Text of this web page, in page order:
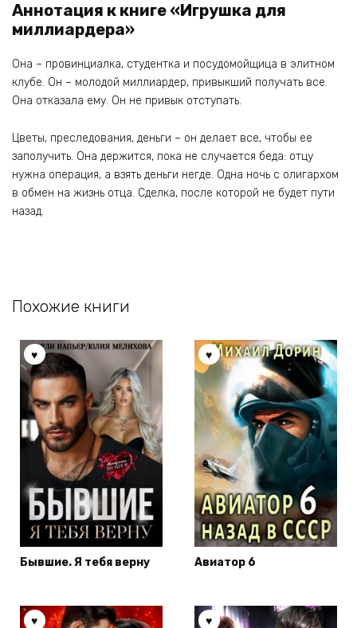
Аннотация к книге «Игрушка для
миллиардера»
Она – провинциалка, студентка и посудомойщица в элитном
клубе. Он – молодой миллиардер, привыкший получать все.
Она отказала ему. Он не привык отступать.
Цветы, преследования, деньги – он делает все, чтобы ее
заполучить. Она держится, пока не случается беда: отцу
нужна операция, а взять деньги негде. Одна ночь с олигархом
в обмен на жизнь отца. Сделка, после которой не будет пути
назад.
Похожие книги
Бывшие. Я тебя верну Авиатор 6